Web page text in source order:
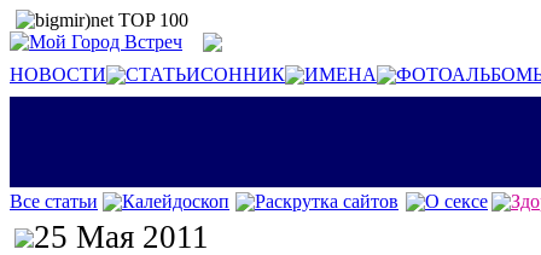
НОВОСТИ СТАТЬИСОННИК ИМЕНА
Все статьи Калейдоскоп Раскрутка сайтов О сексе
25 Мая 2011